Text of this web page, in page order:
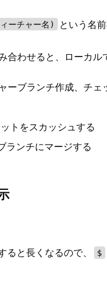
ーチャー名) という名
合わせると、ローカル
ーブランチ作成、チェ
トをスカッシュする
ランチにマージする
と長くなるので、 $